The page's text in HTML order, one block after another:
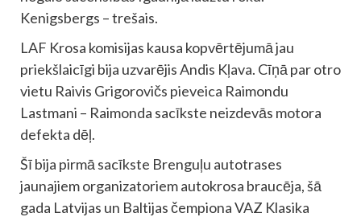
Kenigsbergs – trešais.
LAF Krosa komisijas kausa kopvērtējumā jau
priekšlaicīgi bija uzvarējis Andis Kļava. Cīņā par otro
vietu Raivis Grigorovičs pieveica Raimondu
Lastmani – Raimonda sacīkste neizdevās motora
defekta dēļ.
Šī bija pirmā sacīkste Brenguļu autotrases
jaunajiem organizatoriem autokrosa braucēja, šā
gada Latvijas un Baltijas čempiona VAZ Klasika